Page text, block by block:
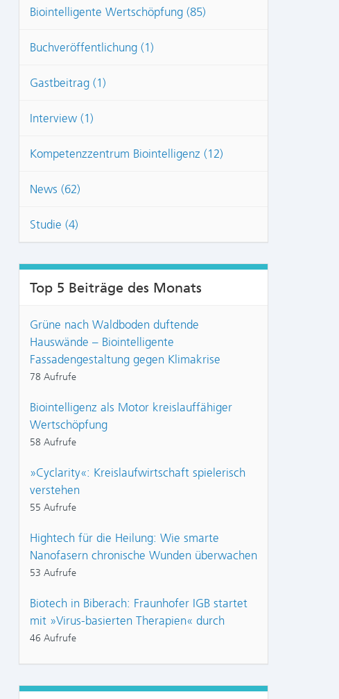
Biointelligente Wertschöpfung (85)
Buchveröffentlichung (1)
Gastbeitrag (1)
Interview (1)
Kompetenzzentrum Biointelligenz (12)
News (62)
Studie (4)
Top 5 Beiträge des Monats
Grüne nach Waldboden duftende
Hauswände – Biointelligente
Fassadengestaltung gegen Klimakrise
78 Aufrufe
Biointelligenz als Motor kreislauffähiger
Wertschöpfung
58 Aufrufe
»Cyclarity«: Kreislaufwirtschaft spielerisch
verstehen
55 Aufrufe
Hightech für die Heilung: Wie smarte
Nanofasern chronische Wunden überwachen
53 Aufrufe
Biotech in Biberach: Fraunhofer IGB startet
mit »Virus-basierten Therapien« durch
46 Aufrufe